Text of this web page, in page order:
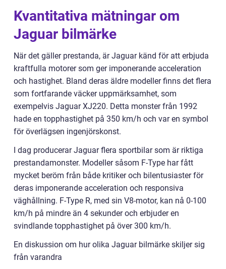
Kvantitativa mätningar om
Jaguar bilmärke
När det gäller prestanda, är Jaguar känd för att erbjuda
kraftfulla motorer som ger imponerande acceleration
och hastighet. Bland deras äldre modeller finns det flera
som fortfarande väcker uppmärksamhet, som
exempelvis Jaguar XJ220. Detta monster från 1992
hade en topphastighet på 350 km/h och var en symbol
för överlägsen ingenjörskonst.
I dag producerar Jaguar flera sportbilar som är riktiga
prestandamonster. Modeller såsom F-Type har fått
mycket beröm från både kritiker och bilentusiaster för
deras imponerande acceleration och responsiva
väghållning. F-Type R, med sin V8-motor, kan nå 0-100
km/h på mindre än 4 sekunder och erbjuder en
svindlande topphastighet på över 300 km/h.
En diskussion om hur olika Jaguar bilmärke skiljer sig
från varandra